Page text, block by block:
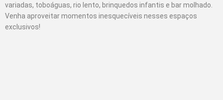
variadas, toboáguas, rio lento, brinquedos infantis e bar molhado.
Venha aproveitar momentos inesquecíveis nesses espaços
exclusivos!